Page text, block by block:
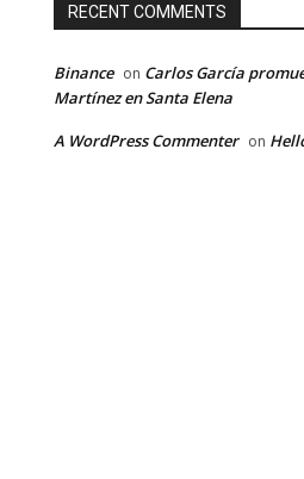
RECENT COMMENTS
Binance on Carlos García
Martínez en Santa Elena
A WordPress Commenter on